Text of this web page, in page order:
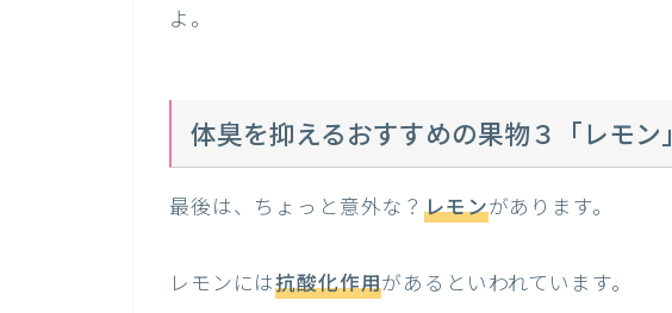
よ。
体臭を抑えるおすすめの果物３「レモン」
最後は、ちょっと意外な？レモンがあります。
レモンには抗酸化作用があるといわれています。